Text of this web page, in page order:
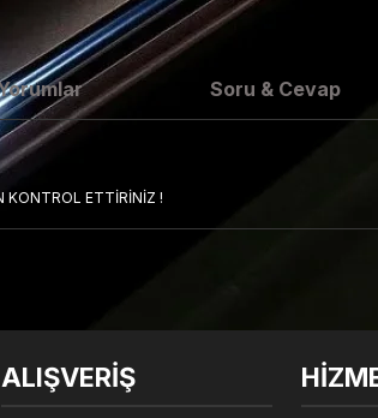
Soru & Cevap
KONTROL ETTİRİNİZ !
ve diğer konularda yetersiz
ALIŞVERİŞ